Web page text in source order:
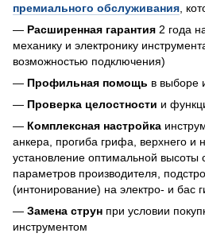
премиального обслуживания ,
— Расширенная гарантия 2 года
механику и электронику
возможностью подключения)
— Профильная помощь в выборе
— Проверка целостности и
— Комплексная настройка
анкера, прогиба грифа, верхнего и
установление оптимальной высоты
параметров производителя,
(интонирование) на электро- и бас
— Замена струн при условии
инструментом